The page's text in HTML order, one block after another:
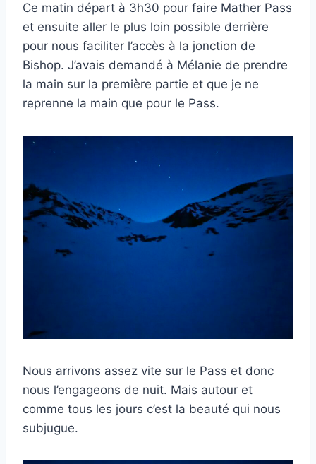
Ce matin départ à 3h30 pour faire Mather Pass
et ensuite aller le plus loin possible derrière
pour nous faciliter l’accès à la jonction de
Bishop. J’avais demandé à Mélanie de prendre
la main sur la première partie et que je ne
reprenne la main que pour le Pass.
Nous arrivons assez vite sur le Pass et donc
nous l’engageons de nuit. Mais autour et
comme tous les jours c’est la beauté qui nous
subjugue.